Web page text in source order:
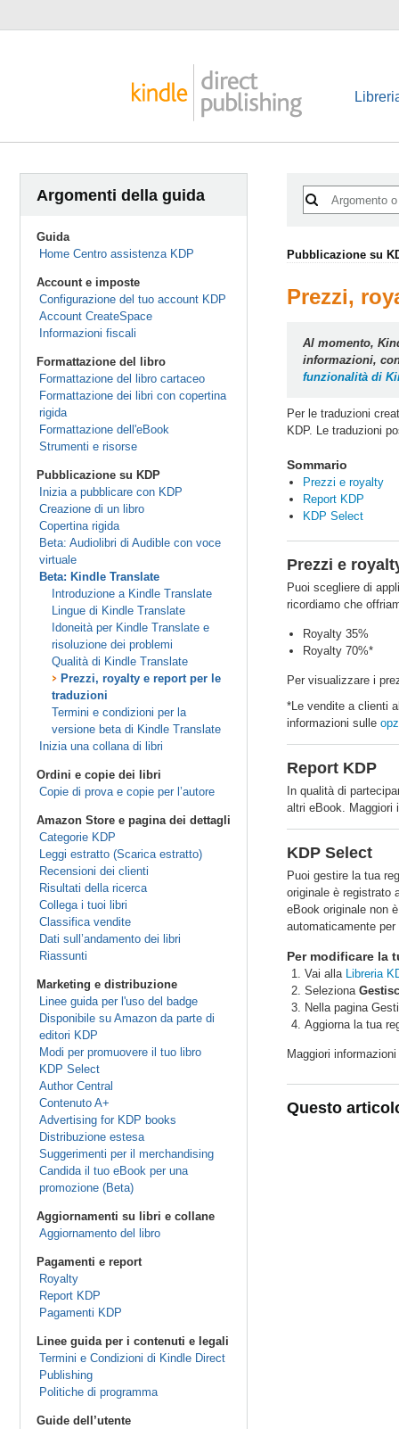
Argomenti della guida
Guida
Home Centro assistenza KDP
Account e imposte
Configurazione del tuo account KDP
Account CreateSpace
Informazioni fiscali
Formattazione del libro
Formattazione del libro cartaceo
Formattazione dei libri con copertina
rigida
Formattazione dell'eBook
Strumenti e risorse
Pubblicazione su KDP
Inizia a pubblicare con KDP
Creazione di un libro
Copertina rigida
Beta: Audiolibri di Audible con voce
virtuale
Beta: Kindle Translate
Introduzione a Kindle Translate
Lingue di Kindle Translate
Idoneità per Kindle Translate e
risoluzione dei problemi
Qualità di Kindle Translate
Prezzi, royalty e report per le
traduzioni
Termini e condizioni per la
versione beta di Kindle Translate
Inizia una collana di libri
Ordini e copie dei libri
Copie di prova e copie per l’autore
Amazon Store e pagina dei dettagli
Categorie KDP
Leggi estratto (Scarica estratto)
Recensioni dei clienti
Risultati della ricerca
Collega i tuoi libri
Classifica vendite
Dati sull’andamento dei libri
Riassunti
Marketing e distribuzione
Linee guida per l'uso del badge
Disponibile su Amazon da parte di
editori KDP
Modi per promuovere il tuo libro
KDP Select
Author Central
Contenuto A+
Advertising for KDP books
Distribuzione estesa
Suggerimenti per il merchandising
Candida il tuo eBook per una
promozione (Beta)
Aggiornamenti su libri e collane
Aggiornamento del libro
Pagamenti e report
Royalty
Report KDP
Pagamenti KDP
Linee guida per i contenuti e legali
Termini e Condizioni di Kindle Direct
Publishing
Politiche di programma
Guide dell’utente
Pubblicazione su
Prezzi,
Al momento,
informazioni,
funzionalità di
Per le traduzioni
KDP. Le traduzioni
Sommario
Prezzi e royalty
Report KDP
KDP Select
Prezzi e
Puoi scegliere di
ricordiamo che
Royalty 35%
Royalty 70%*
Per visualizzare i
*Le vendite a clienti
informazioni sulle
Report KDP
In qualità di
altri eBook.
KDP Select
Puoi gestire la tua
originale è registrato
eBook originale non
automaticamente
Per modificare la
Vai alla Libreria
Seleziona
Nella pagina
Aggiorna la tua
Maggiori
Questo